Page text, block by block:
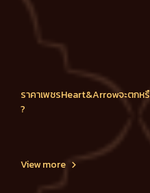
ราคาเพชรHeart&Arrowจะตก
?
View more